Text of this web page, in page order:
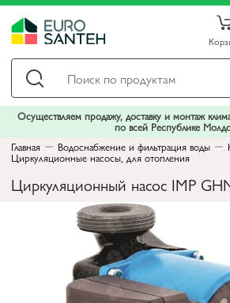
Осуществляем продажу, доставку и монтаж
по всей Республике
Главная
Водоснабжение и фильтрация воды
Циркуляционные насосы, для отопления
Циркуляционный насос IMP